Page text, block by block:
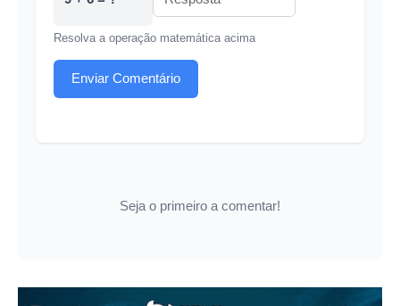
Resolva a operação matemática acima
Enviar Comentário
Seja o primeiro a comentar!